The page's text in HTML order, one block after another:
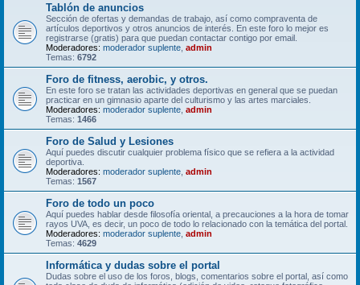
Tablón de anuncios
Sección de ofertas y demandas de trabajo, así como compraventa de
artículos deportivos y otros anuncios de interés. En este foro lo mejor es
registrarse (gratis) para que puedan contactar contigo por email.
Moderadores: moderador suplente admin
Temas: 6792
Foro de fitness, aerobic, y otros.
En este foro se tratan las actividades deportivas en general que se puedan
practicar en un gimnasio aparte del culturismo y las artes marciales.
Moderadores: moderador suplente admin
Temas: 1466
Foro de Salud y Lesiones
Aquí puedes discutir cualquier problema físico que se refiera a la actividad
deportiva.
Moderadores: moderador suplente admin
Temas: 1567
Foro de todo un poco
Aquí puedes hablar desde filosofía oriental, a precauciones a la hora de tomar
rayos UVA, es decir, un poco de todo lo relacionado con la temática del portal.
Moderadores: moderador suplente admin
Temas: 4629
Informática y dudas sobre el portal
Dudas sobre el uso de los foros, blogs, comentarios sobre el portal, así como